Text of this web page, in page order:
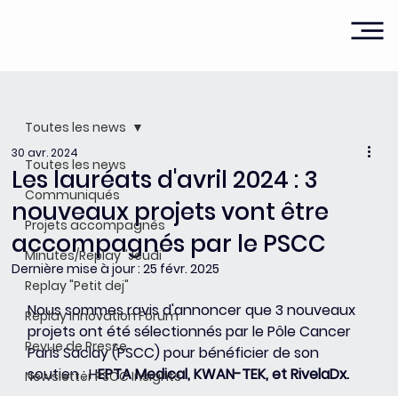
Toutes les news
Communiqués
Projets accompagnés
Minutes/Replay "Jeudi"
Replay "Petit dej"
Replay Innovation Forum
Revue de Presse
Newsletter PSCC Insights
Toutes les news
Les lauréats d'avril 2024 : 3
nouveaux projets vont être
accompagnés par le PSCC
30 avr. 2024
Dernière mise à jour :25 févr. 2025
Nous sommes ravis d'annoncer que 3 nouveaux
projets ont été sélectionnés par le Pôle Cancer
Paris Saclay (PSCC) pour bénéficier de son
soutien : HEPTA Medical, KWAN-TEK, et RivelaDx.